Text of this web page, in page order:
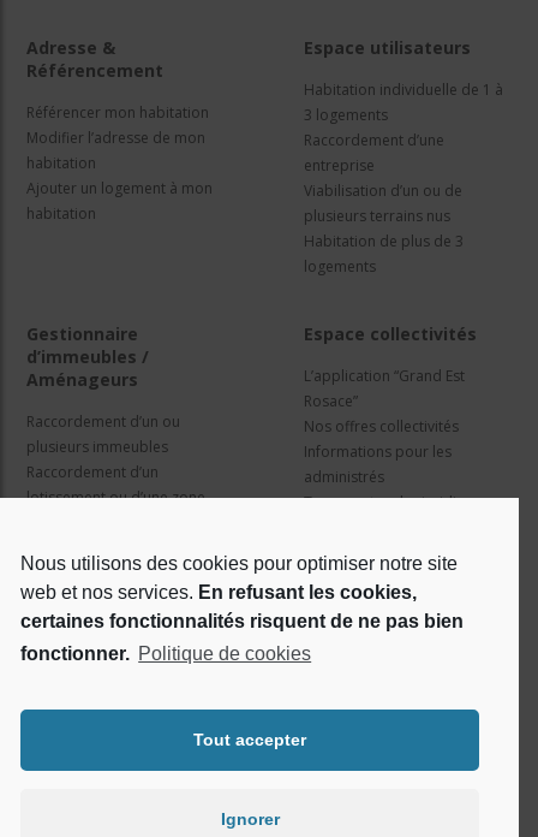
Nous utilisons des cookies pour optimiser notre site
web et nos services. En refusant les cookies,
certaines fonctionnalités risquent de ne pas bien
fonctionner. Politique de cookies
Tout accepter
Ignorer
Adresse &
Référencement
Référencer mon habitation
Modifier l’adresse de mon
habitation
Ajouter un logement à mon
habitation
Espace utilisateurs
Habitation individuelle de 1 à
3 logements
Raccordement d’une
entreprise
Viabilisation d’un ou de
plusieurs terrains nus
Habitation de plus de 3
logements
Gestionnaire
d’immeubles /
Aménageurs
Raccordement d’un ou
plusieurs immeubles
Raccordement d’un
lotissement ou d’une zone
Espace collectivités
L’application “Grand Est
Rosace”
Nos offres collectivités
Informations pour les
administrés
Travaux et cadre juridique
Qui sommes nous ?
Le projet Rosace
Réseaux sociaux